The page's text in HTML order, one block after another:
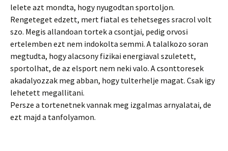
lelete azt mondta, hogy nyugodtan sportoljon.
Rengeteget edzett, mert fiatal es tehetseges sracrol volt
szo. Megis allandoan tortek a csontjai, pedig orvosi
ertelemben ezt nem indokolta semmi. A talalkozo soran
megtudta, hogy alacsony fizikai energiaval szuletett,
sportolhat, de az elsport nem neki valo. A csonttoresek
akadalyozzak meg abban, hogy tulterhelje magat. Csak igy
lehetett megallitani.
Persze a tortenetnek vannak meg izgalmas arnyalatai, de
ezt majd a tanfolyamon.